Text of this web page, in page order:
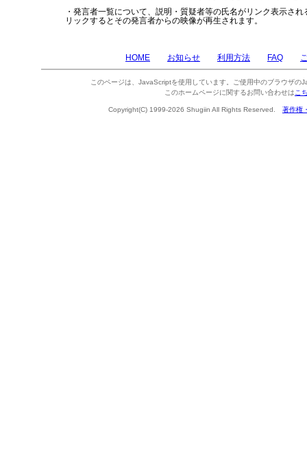
・発言者一覧について、説明・質疑者等の氏名がリンク表示さ
リックするとその発言者からの映像が再生されます。
HOME お知らせ 利用方法 FAQ
このページは、JavaScriptを使用しています。ご使用中のブラウザの
このホームページに関するお問い合わせは こ
Copyright(C) 1999-2026 Shugiin All Rights Reserved. 著作権